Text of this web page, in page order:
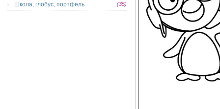
Школа, глобус, портфель (35)